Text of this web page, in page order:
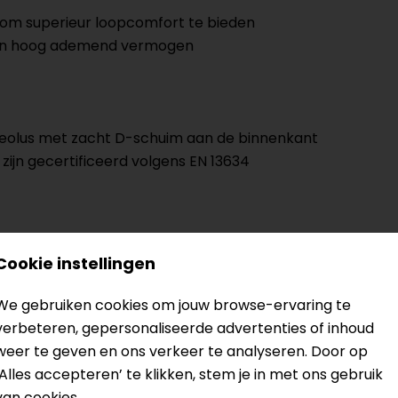
superieur loopcomfort te bieden
hoog ademend vermogen
met zacht D-schuim aan de binnenkant
gecertificeerd volgens EN 13634
dan
je het product bekijken & passen en staan onze
instellingen
gebruiken cookies om jouw browse-ervaring te
gepersonaliseerde advertenties of inhoud
te geven en ons verkeer te analyseren. Door op
accepteren’ te klikken, stem je in met ons gebruik